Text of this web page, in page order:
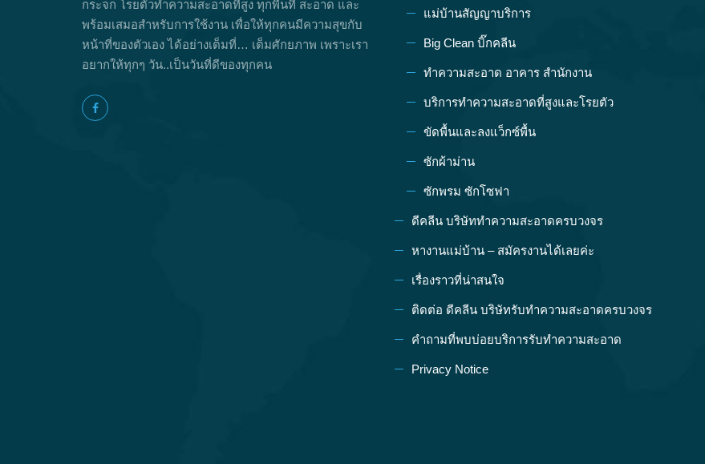
กระจก โรยตัวทำความสะอาดที่สูง ทุกพื้นที่ สะอาด และ
พร้อมเสมอสำหรับการใช้งาน เพื่อให้ทุกคนมีความสุขกับ
หน้าที่ของตัวเอง ได้อย่างเต็มที่… เต็มศักยภาพ เพราะเรา
อยากให้ทุกๆ วัน..เป็นวันที่ดีของทุกคน
แม่บ้านสัญญาบริการ
Big Clean บิ๊กคลีน
ทำความสะอาด อาคาร สำนักงาน
บริการทำความสะอาดที่สูงและโรยตัว
ขัดพื้นและลงแว็กซ์พื้น
ซักผ้าม่าน
ซักพรม ซักโซฟา
ดีคลีน บริษัททำความสะอาดครบวงจร
หางานแม่บ้าน – สมัครงานได้เลยค่ะ
เรื่องราวที่น่าสนใจ
ติดต่อ ดีคลีน บริษัทรับทำความสะอาดครบวงจร
คำถามที่พบบ่อยบริการรับทำความสะอาด
Privacy Notice